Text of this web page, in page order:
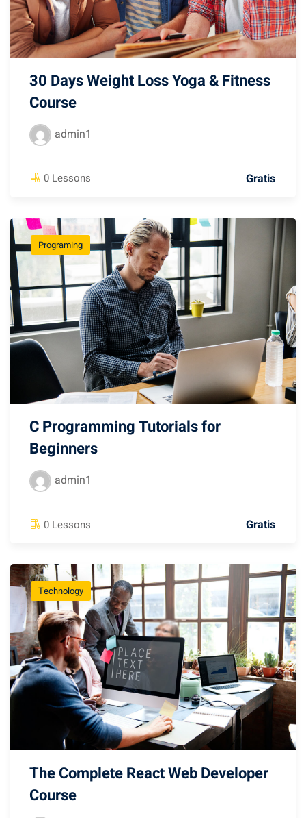
30 Days Weight Loss Yoga & Fitness
Course
admin1
0 Lessons Gratis
Programing
C Programming Tutorials for
Beginners
admin1
0 Lessons Gratis
Technology
The Complete React Web Developer
Course